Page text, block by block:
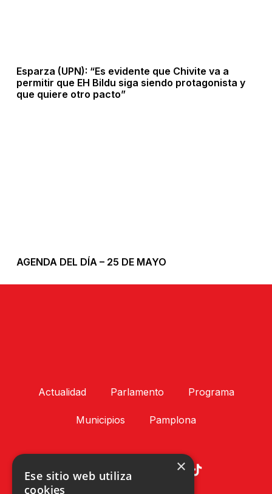
Esparza (UPN): “Es evidente que Chivite va a
permitir que EH Bildu siga siendo protagonista y
que quiere otro pacto”
AGENDA DEL DÍA – 25 DE MAYO
Actualidad Parlamento Programa
Municipios Pamplona
×
Ese sitio web utiliza
cookies